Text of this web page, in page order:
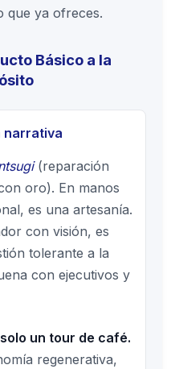
que ya ofreces.
Básico a la
narrativa
(reparación
oro). En manos
es una artesanía.
con visión, es
tolerante a la
con ejecutivos y
un tour de café.
regenerativa,